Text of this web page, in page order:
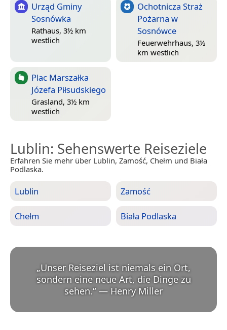
Urząd Gminy
Sosnówka
Rathaus, 3½ km
westlich
Ochotnicza Straż
Pożarna w
Sosnówce
Feuerwehrhaus, 3½
km westlich
Plac Marszałka
Józefa Piłsudskiego
Grasland, 3½ km
westlich
Lublin: Sehenswerte Reiseziele
Erfahren Sie mehr über Lublin, Zamość, Chełm und Biała
Podlaska.
Lublin Zamość
Chełm Biała Podlaska
„Unser Reiseziel ist niemals ein Ort,
sondern eine neue Art, die Dinge zu
sehen.“ — Henry Miller